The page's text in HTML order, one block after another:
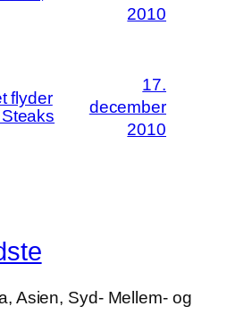
2010
flyder
17.
december
2010
Asien, Syd- Mellem- og